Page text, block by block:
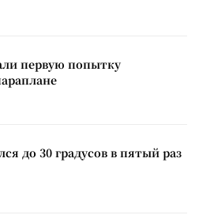
первую попытку
до 30 градусов в пятый раз